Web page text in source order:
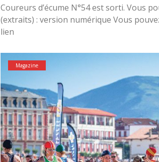
Coureurs d’écume N°54 est sorti. Vous
(extraits) : version numérique Vous
lien
Magazine